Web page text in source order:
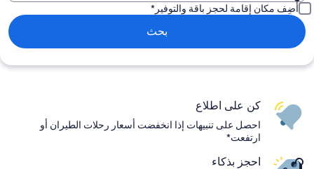
أضِف مكان إقامة لحجز باقة والتوفير*
بحث
كن على اطلاع
احصل على تنبيهات إذا انخفضت أسعار رحلات الطيران أو
ارتفعت*
احجز بذكاء